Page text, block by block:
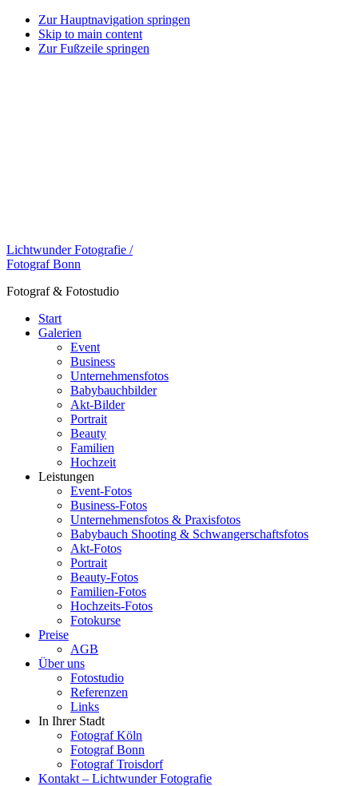
Zur Hauptnavigation springen
Skip to main content
Zur Fußzeile springen
Lichtwunder Fotografie /
Fotograf Bonn
Fotograf & Fotostudio
Start
Galerien
Event
Business
Unternehmensfotos
Babybauchbilder
Akt-Bilder
Portrait
Beauty
Familien
Hochzeit
Leistungen
Event-Fotos
Business-Fotos
Unternehmensfotos & Praxisfotos
Babybauch Shooting & Schwangerschaftsfotos
Akt-Fotos
Portrait
Beauty-Fotos
Familien-Fotos
Hochzeits-Fotos
Fotokurse
Preise
AGB
Über uns
Fotostudio
Referenzen
Links
In Ihrer Stadt
Fotograf Köln
Fotograf Bonn
Fotograf Troisdorf
Kontakt – Lichtwunder Fotografie